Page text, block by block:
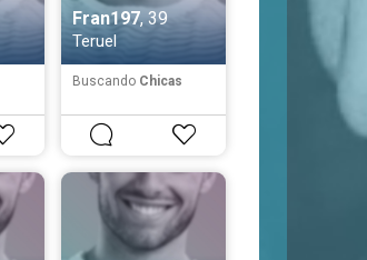
Fran197, 39
Teruel
Buscando Chicas